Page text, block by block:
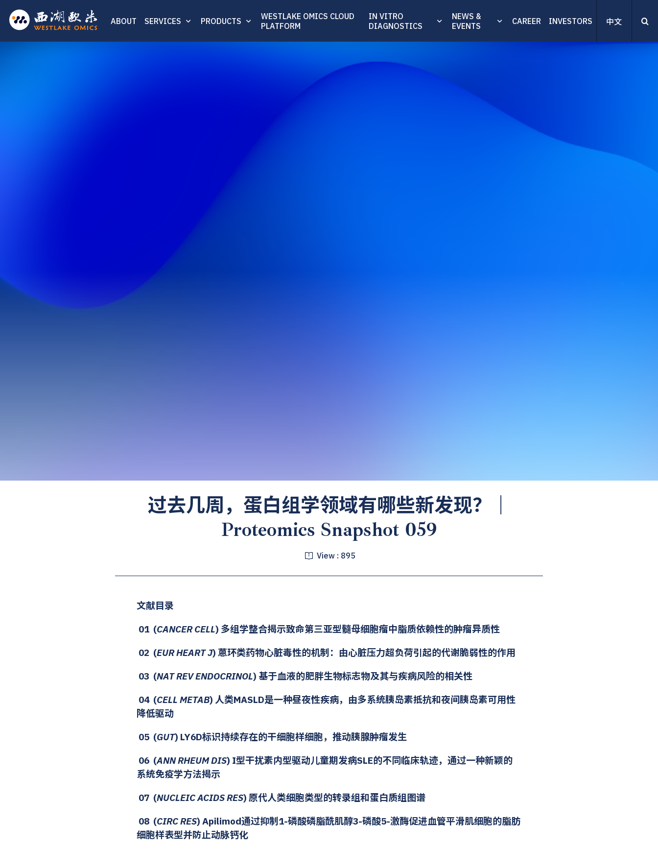
ABOUT SERVICES PRODUCTS
WESTLAKE OMICS CLOUD
PLATFORM
IN VITRO
DIAGNOSTICS
NEWS &
EVENTS
CAREER INVESTORS 中文
过去几周，蛋白组学领域有哪些新发现？｜
Proteomics Snapshot 059
View : 895
文献目录
01 (CANCER CELL) 多组学整合揭示致命第三亚型髓母细胞瘤中脂质依赖性的肿瘤异质性
02 (EUR HEART J) 蒽环类药物心脏毒性的机制：由心脏压力超负荷引起的代谢脆弱性的作用
03 (NAT REV ENDOCRINOL) 基于血液的肥胖生物标志物及其与疾病风险的相关性
04 (CELL METAB) 人类MASLD是一种昼夜性疾病，由多系统胰岛素抵抗和夜间胰岛素可用性
降低驱动
05 (GUT) LY6D标识持续存在的干细胞样细胞，推动胰腺肿瘤发生
06 (ANN RHEUM DIS) I型干扰素内型驱动儿童期发病SLE的不同临床轨迹，通过一种新颖的
系统免疫学方法揭示
07 (NUCLEIC ACIDS RES) 原代人类细胞类型的转录组和蛋白质组图谱
08 (CIRC RES) Apilimod通过抑制1-磷酸磷脂酰肌醇3-磷酸5-激酶促进血管平滑肌细胞的脂肪
细胞样表型并防止动脉钙化